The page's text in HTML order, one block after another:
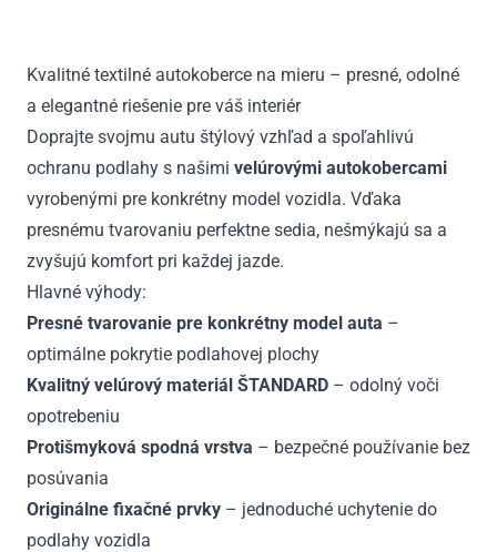
Kvalitné textilné autokoberce na mieru – presné, odolné
a elegantné riešenie pre váš interiér
Doprajte svojmu autu štýlový vzhľad a spoľahlivú
ochranu podlahy s našimi velúrovými autokobercami
vyrobenými pre konkrétny model vozidla. Vďaka
presnému tvarovaniu perfektne sedia, nešmýkajú sa a
zvyšujú komfort pri každej jazde.
Hlavné výhody:
Presné tvarovanie pre konkrétny model auta –
optimálne pokrytie podlahovej plochy
Kvalitný velúrový materiál ŠTANDARD – odolný voči
opotrebeniu
Protišmyková spodná vrstva – bezpečné používanie bez
posúvania
Originálne fixačné prvky – jednoduché uchytenie do
podlahy vozidla